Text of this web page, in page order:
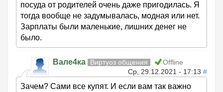
посуда от родителей очень даже пригодилась. Я
тогда вообще не задумывалась, модная или нет.
Зарплаты были маленькие, лишних денег не
было.
Вале4ка Виртуоз общения
Offline
Ср, 29.12.2021 - 17:13 #
Зачем? Сами все купят. И если вам так важно